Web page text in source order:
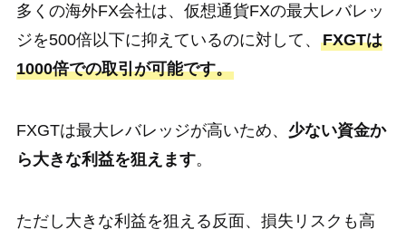
多くの海外FX会社は、仮想通貨FXの最大レバレッ
ジを500倍以下に抑えているのに対して、 FXGTは
1000倍での取引が可能です。
FXGTは最大レバレッジが高いため、 少ない資金か
ら大きな利益を狙えます。
ただし大きな利益を狙える反面、損失リスクも高